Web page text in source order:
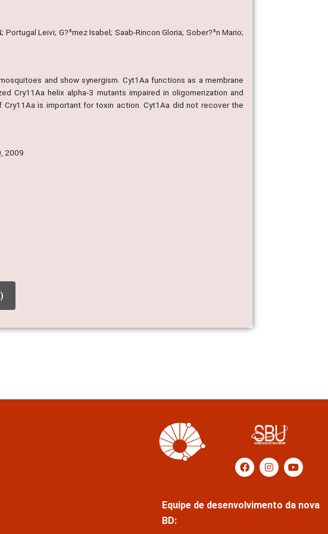
Leivi; G?³mez Isabel; Saab-Rincon Gloria; Sober?³n Mario;
and show synergism. Cyt1Aa functions as a membrane
Cry11Aa helix alpha-3 mutants impaired in oligomerization and
is important for toxin action. Cyt1Aa did not recover the
2009
Equipe de desenvolvimento da nova
BD: